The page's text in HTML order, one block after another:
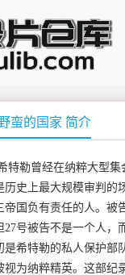
蛮的国家 简介
特勒曾经在纳粹大型
历史上最大规模审判的
帝国负有责任的人。被
27号被告不是一个人，
是希特勒的私人保护部
视为纳粹精英。这部纪